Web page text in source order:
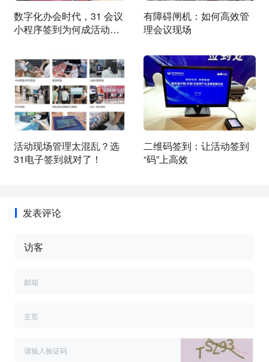
数字化办会时代，31 会议
小程序签到为何成活动管
有障碍闸机：如何高效管
理会议现场
活动现场管理太混乱？选
31电子签到就对了！
二维码签到：让活动签到
“码”上高效
发表评论